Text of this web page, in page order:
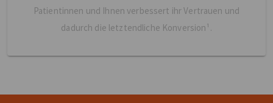
Patientinnen und Ihnen verbessert ihr Vertrauen und
dadurch die letztendliche Konversion¹.